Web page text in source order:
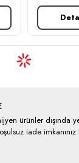
ürünler dışında
iade imkanınız